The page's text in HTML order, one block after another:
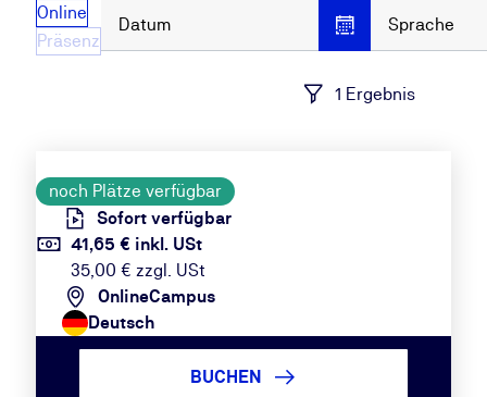
Online
Präsenz
Datum Sprache
1 Ergebnis
noch Plätze verfügbar
Sofort verfügbar
41,65 € inkl. USt
35,00 € zzgl. USt
OnlineCampus
Deutsch
BUCHEN